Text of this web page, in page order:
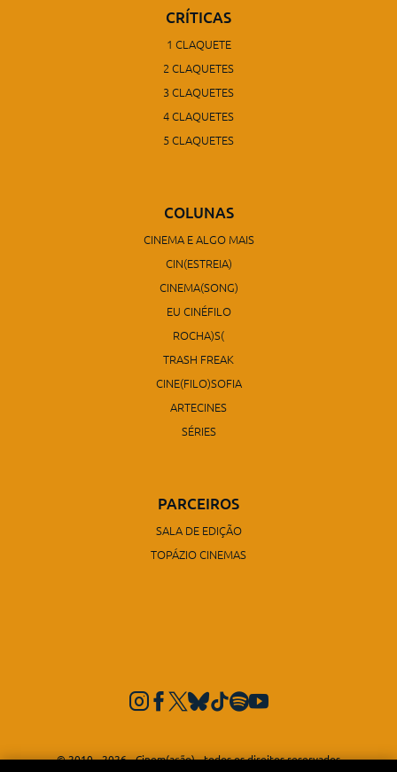
CRÍTICAS
1 CLAQUETE
2 CLAQUETES
3 CLAQUETES
4 CLAQUETES
5 CLAQUETES
COLUNAS
CINEMA E ALGO MAIS
CIN(ESTREIA)
CINEMA(SONG)
EU CINÉFILO
ROCHA)S(
TRASH FREAK
CINE(FILO)SOFIA
ARTECINES
SÉRIES
PARCEIROS
SALA DE EDIÇÃO
TOPÁZIO CINEMAS
© 2010 - 2026 - Cinem(ação) - todos os direitos reservados